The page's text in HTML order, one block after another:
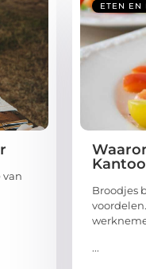
van
ETEN EN
Broodjes
...